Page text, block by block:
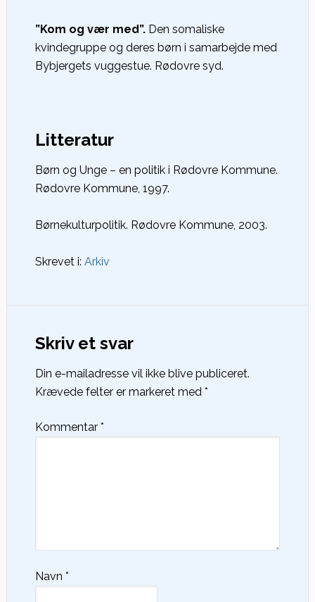
”Kom og vær med”.Den somaliske
kvindegruppe og deres børn i samarbejde med
Bybjergets vuggestue. Rødovre syd.
Litteratur
Børn og Unge – en politik i Rødovre Kommune.
Rødovre Kommune, 1997.
Børnekulturpolitik. Rødovre Kommune, 2003.
Skrevet i: Arkiv
Skriv et svar
Din e-mailadresse vil ikke blive publiceret.
Krævede felter er markeret med *
Kommentar *
Navn *